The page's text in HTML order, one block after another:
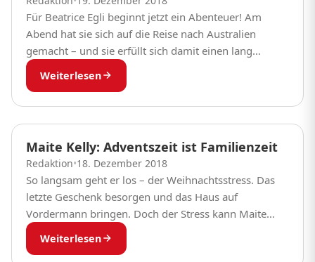
Für Beatrice Egli beginnt jetzt ein Abenteuer! Am
Abend hat sie sich auf die Reise nach Australien
gemacht – und sie erfüllt sich damit einen lang
ersehnten Traum. Auf Instagram...
Weiterlesen
Maite Kelly: Adventszeit ist Familienzeit
Redaktion•18. Dezember 2018
So langsam geht er los – der Weihnachtsstress. Das
letzte Geschenk besorgen und das Haus auf
Vordermann bringen. Doch der Stress kann Maite
Kelly gar nichts anhaben! Im MDR verriet...
Weiterlesen